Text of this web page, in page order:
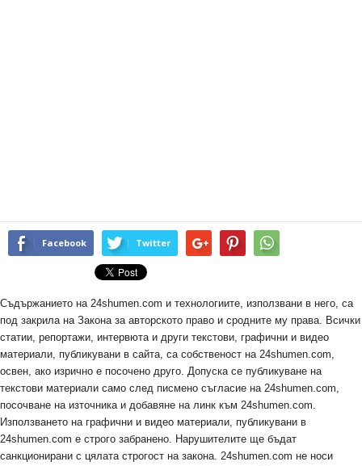
Facebook Twitter
Съдържанието на 24shumen.com и технологиите, използвани в него, са
под закрила на Закона за авторското право и сродните му права. Всички
статии, репортажи, интервюта и други текстови, графични и видео
материали, публикувани в сайта, са собственост на 24shumen.com,
освен, ако изрично е посочено друго. Допуска се публикуване на
текстови материали само след писмено съгласие на 24shumen.com,
посочване на източника и добавяне на линк към 24shumen.com.
Използването на графични и видео материали, публикувани в
24shumen.com е строго забранено. Нарушителите ще бъдат
санкционирани с цялата строгост на закона. 24shumen.com не носи